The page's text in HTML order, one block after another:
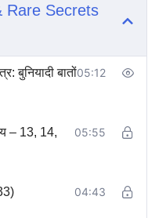
Rare Secrets
बातों05:12
– 13, 14,
05:55
04:43